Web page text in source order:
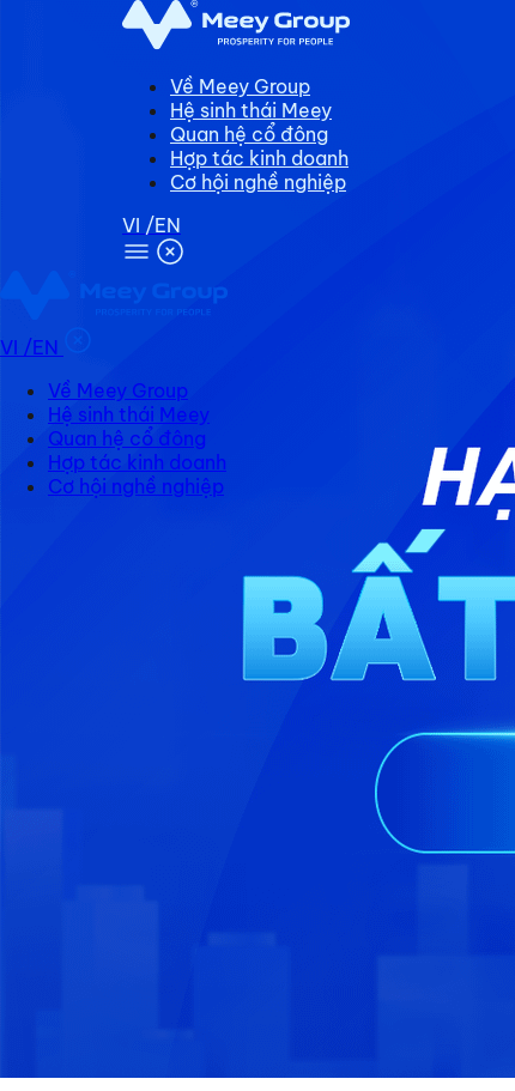
Về Meey Group
Hệ sinh thái Meey
Quan hệ cổ đông
Hợp tác kinh doanh
Cơ hội nghề nghiệp
VI /EN
VI /EN
Về Meey Group
Hệ sinh thái Meey
Quan hệ cổ đông
Hợp tác kinh doanh
Cơ hội nghề nghiệp